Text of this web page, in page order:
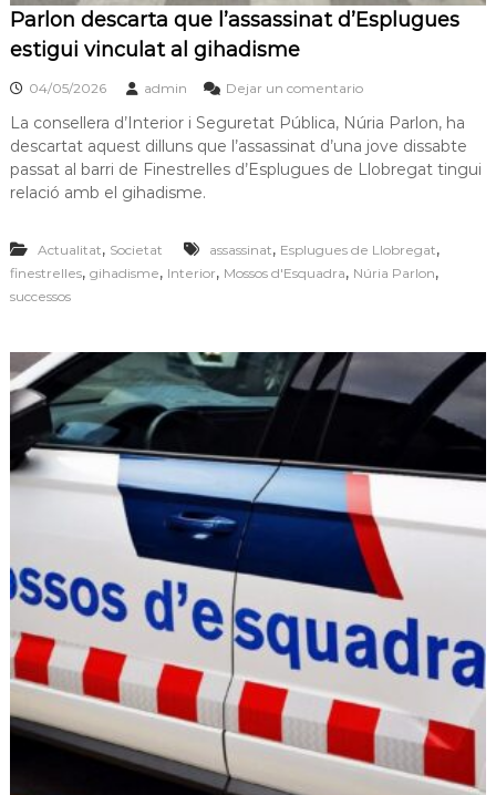
Parlon descarta que l’assassinat d’Esplugues
estigui vinculat al gihadisme
04/05/2026 admin Dejar un comentario
La consellera d’Interior i Seguretat Pública, Núria Parlon, ha
descartat aquest dilluns que l’assassinat d’una jove dissabte
passat al barri de Finestrelles d’Esplugues de Llobregat tingui
relació amb el gihadisme.
Actualitat, Societat assassinat, Esplugues de Llobregat,
finestrelles, gihadisme, Interior, Mossos d'Esquadra, Núria Parlon,
successos